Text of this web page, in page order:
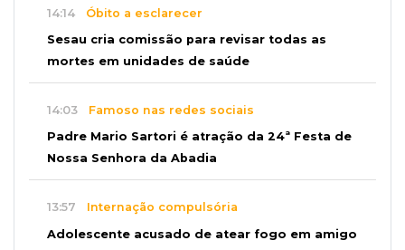
14:14 Óbito a esclarecer
Sesau cria comissão para revisar todas as
mortes em unidades de saúde
14:03 Famoso nas redes sociais
Padre Mario Sartori é atração da 24ª Festa de
Nossa Senhora da Abadia
13:57 Internação compulsória
Adolescente acusado de atear fogo em amigo